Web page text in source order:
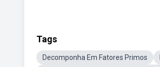
Tags
Decomponha Em Fatores Primos